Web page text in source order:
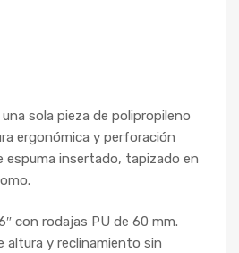
sola pieza de polipropileno
ergonómica y perforación
espuma insertado, tapizado en
con rodajas PU de 60 mm.
altura y reclinamiento sin